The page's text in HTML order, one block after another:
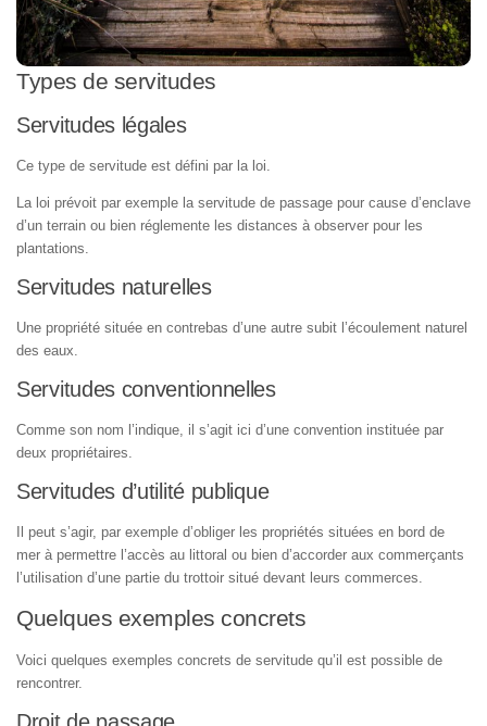
Types de servitudes
Servitudes légales
Ce type de servitude est défini par la loi.
La loi prévoit par exemple la servitude de passage pour cause d’enclave
d’un terrain ou bien réglemente les distances à observer pour les
plantations.
Servitudes naturelles
Une propriété située en contrebas d’une autre subit l’écoulement naturel
des eaux.
Servitudes conventionnelles
Comme son nom l’indique, il s’agit ici d’une convention instituée par
deux propriétaires.
Servitudes d’utilité publique
Il peut s’agir, par exemple d’obliger les propriétés situées en bord de
mer à permettre l’accès au littoral ou bien d’accorder aux commerçants
l’utilisation d’une partie du trottoir situé devant leurs commerces.
Quelques exemples concrets
Voici quelques exemples concrets de servitude qu’il est possible de
rencontrer.